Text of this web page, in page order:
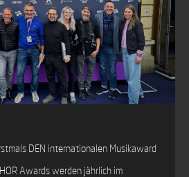
DEN internationalen Musikaward
Awards werden jährlich im